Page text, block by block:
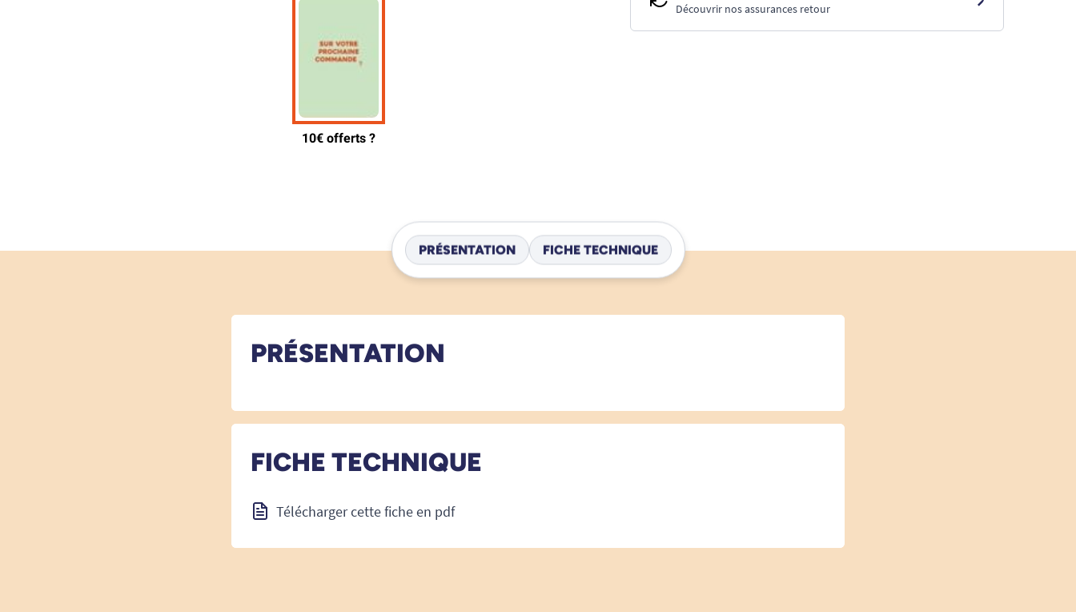
Découvrir nos assurances retour
PRÉSENTATION FICHE TECHNIQUE
PRÉSENTATION
FICHE TECHNIQUE
Télécharger cette fiche en pdf